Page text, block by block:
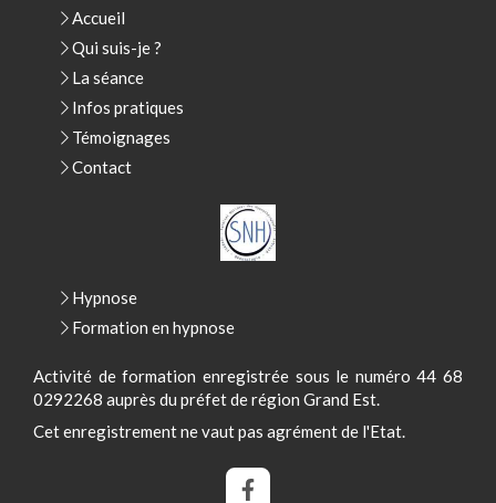
Accueil
Qui suis-je ?
La séance
Infos pratiques
Témoignages
Contact
Hypnose
Formation en hypnose
Activité de formation enregistrée sous le numéro 44 68
0292268 auprès du préfet de région Grand Est.
Cet enregistrement ne vaut pas agrément de l'Etat.